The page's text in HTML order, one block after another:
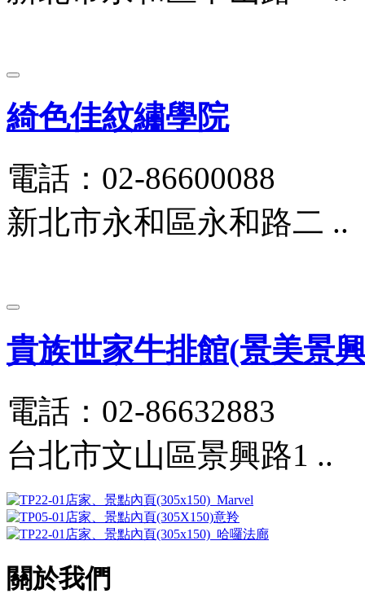
綺色佳紋繡學院
電話：02-86600088
新北市永和區永和路二 ..
貴族世家牛排館(景美景
電話：02-86632883
台北市文山區景興路1 ..
關於我們